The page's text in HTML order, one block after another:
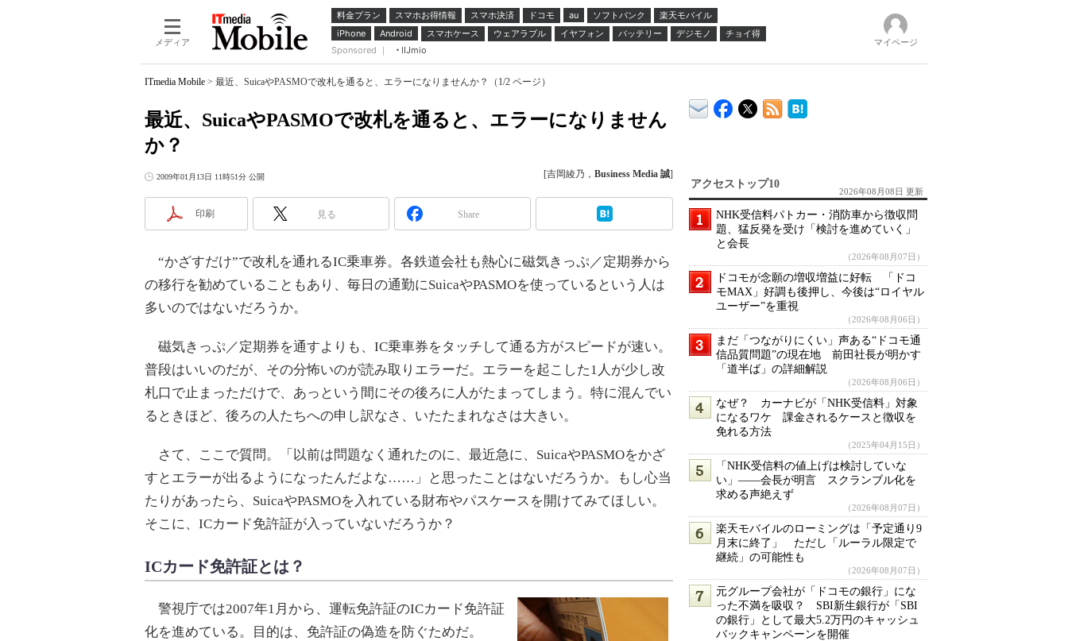
メディア
料金プラン スマホお得情報 スマホ決済 ドコモ au ソフトバンク
楽天モバイル
iPhone
Android スマホケース ウェアラブル イヤフォン バッテリー デジモノ
チョイ得
Sponsored ｜
IIJmio
マイページ
ITmedia Mobile > 最近、SuicaやPASMOで改札を通ると、エラーになりませんか？（1/2 ページ）
最近、SuicaやPASMOで改札を通ると、エラーになりません
か？
2009年01月13日 11時51分 公開 [吉岡綾乃， Business Media 誠]
印刷 見る Share
“かざすだけ”で改札を通れるIC乗車券。各鉄道会社も熱心に磁気きっぷ／定期券から
の移行を勧めていることもあり、毎日の通勤にSuicaやPASMOを使っているという人は
多いのではないだろうか。
磁気きっぷ／定期券を通すよりも、IC乗車券をタッチして通る方がスピードが速い。
普段はいいのだが、その分怖いのが読み取りエラーだ。エラーを起こした1人が少し改
札口で止まっただけで、あっという間にその後ろに人がたまってしまう。特に混んでい
るときほど、後ろの人たちへの申し訳なさ、いたたまれなさは大きい。
さて、ここで質問。「以前は問題なく通れたのに、最近急に、SuicaやPASMOをかざ
すとエラーが出るようになったんだよな……」と思ったことはないだろうか。もし心当
たりがあったら、SuicaやPASMOを入れている財布やパスケースを開けてみてほしい。
そこに、ICカード免許証が入っていないだろうか？
ICカード免許証とは？
警視庁では2007年1月から、運転免許証のICカード免許証
化を進めている。目的は、免許証の偽造を防ぐためだ。
アクセストップ10
2026年08月08日 更新
NHK受信料パトカー・消防車から徴収問
題、猛反発を受け「検討を進めていく」
と会長
（2026年08月07日）
ドコモが念願の増収増益に好転 「ドコ
モMAX」好調も後押し、今後は“ロイヤル
ユーザー”を重視
（2026年08月06日）
まだ「つながりにくい」声ある“ドコモ通
信品質問題”の現在地 前田社長が明かす
「道半ば」の詳細解説
（2026年08月06日）
なぜ？ カーナビが「NHK受信料」対象
になるワケ 課金されるケースと徴収を
免れる方法
（2025年04月15日）
「NHK受信料の値上げは検討していな
い」――会長が明言 スクランブル化を
求める声絶えず
（2026年08月07日）
楽天モバイルのローミングは「予定通り9
月末に終了」 ただし「ルーラル限定で
継続」の可能性も
（2026年08月07日）
元グループ会社が「ドコモの銀行」にな
った不満を吸収？ SBI新生銀行が「SBI
の銀行」として最大5.2万円のキャッシュ
バックキャンペーンを開催